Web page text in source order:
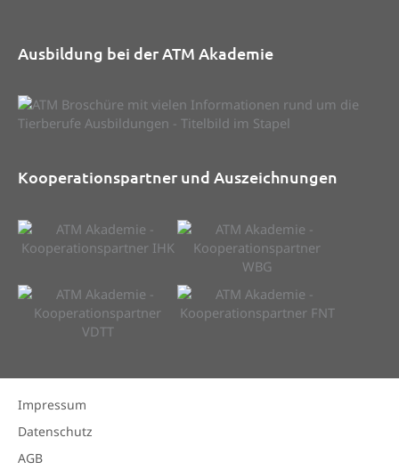
Ausbildung bei der ATM Akademie
Kooperationspartner und Auszeichnungen
Impressum
Datenschutz
AGB